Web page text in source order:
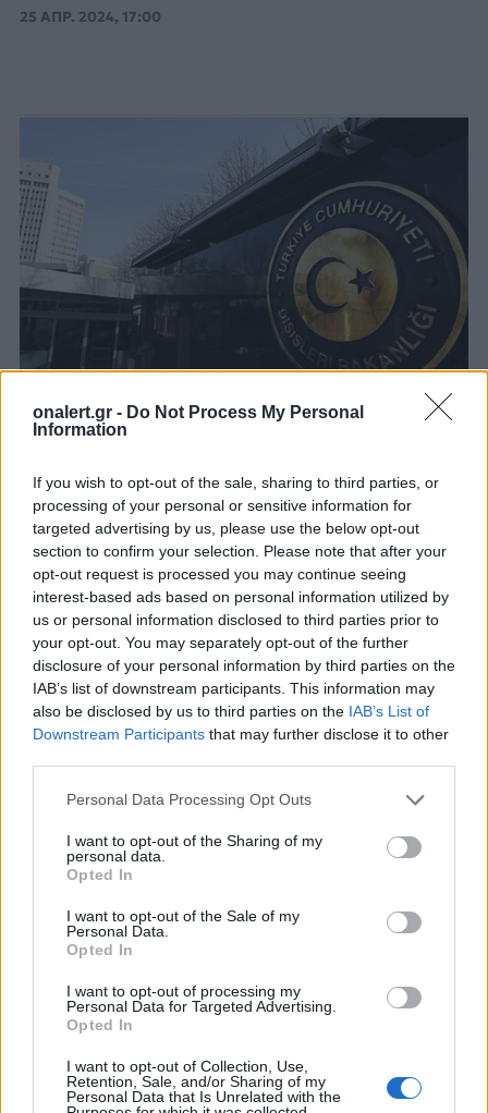
onalert.gr - Do Not Process My Personal
Information
If you wish to opt-out of the sale, sharing to third parties, or
processing of your personal or sensitive information for
targeted advertising by us, please use the below opt-out
section to confirm your selection. Please note that after your
opt-out request is processed you may continue seeing
interest-based ads based on personal information utilized by
us or personal information disclosed to third parties prior to
your opt-out. You may separately opt-out of the further
disclosure of your personal information by third parties on the
IAB’s list of downstream participants. This information may
also be disclosed by us to third parties on the IAB’s List of
Downstream Participants that may further disclose it to other
Personal Data Processing Opt Outs
I want to opt-out of the Sharing of my
personal data.
Opted In
I want to opt-out of the Sale of my
Personal Data.
Opted In
I want to opt-out of processing my
Personal Data for Targeted Advertising.
Opted In
I want to opt-out of Collection, Use,
Retention, Sale, and/or Sharing of my
Personal Data that Is Unrelated with the
25 ΑΠΡ. 2024, 17:00
αγώνα της τουρκικής μειονότητας
Δυτικής Θράκης»
Η Τουρκία συνεχίζει τις εμπρηστικές δηλώσεις
απέναντι στην Ελλάδα και με ανάρτηση στο
twitter κάνει λόγο περί τουρκικής μειονότητας
στην Θράκη.
29 ΙΑΝ. 2023, 13:28
Μειονότητα στη Θράκη: Παρέμβαση
της Άγκυρας για το σχολικό ωράριο
Σε νέα παρέμβαση για τη μειονότητα στη Θράκη
προχώρησε το τουρκικό ΥΠΕΞ κατηγορώντας την